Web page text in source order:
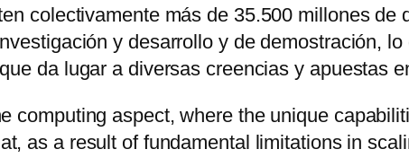
colectivamente más de 35.500 millones
y desarrollo y de demostración,
da lugar a diversas creencias y apuestas
computing aspect, where the unique
as a result of fundamental limitations in